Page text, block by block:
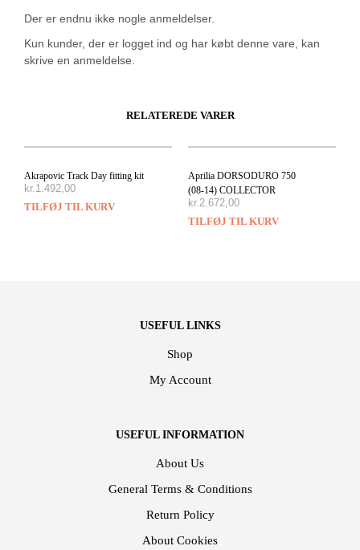
Der er endnu ikke nogle anmeldelser.
Kun kunder, der er logget ind og har købt denne vare, kan
skrive en anmeldelse.
RELATEREDE VARER
Akrapovic Track Day fitting kit
kr.1.492,00
TILFØJ TIL KURV
Aprilia DORSODURO 750
(08-14) COLLECTOR
kr.2.672,00
TILFØJ TIL KURV
USEFUL LINKS
Shop
My Account
USEFUL INFORMATION
About Us
General Terms & Conditions
Return Policy
About Cookies